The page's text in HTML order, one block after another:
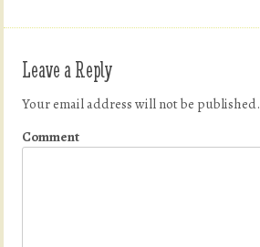
Leave a Reply
Your email address will not be published.
Comment